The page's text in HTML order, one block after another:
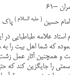
–61
( علیه السلام ) پاک
استاد علامه طباطبایی در
نموده که شما اهل بیت
و همچنین آثار عمل
را جایگزین کند که